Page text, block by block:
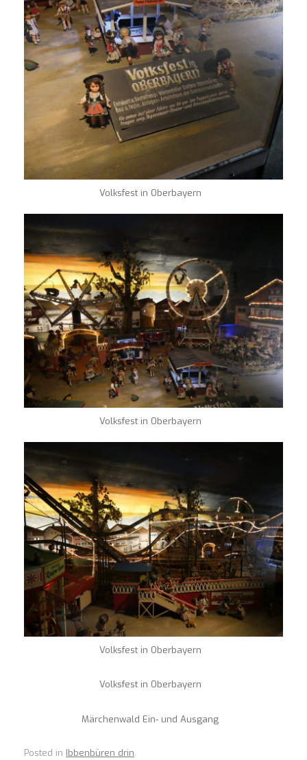
Volksfest in Oberbayern
Volksfest in Oberbayern
Volksfest in Oberbayern
Volksfest in Oberbayern
Märchenwald Ein- und Ausgang
Posted in Ibbenbüren drin.